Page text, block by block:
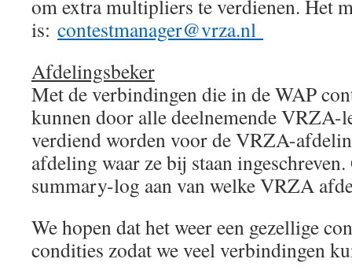
om extra multipliers te verdienen. Het
is: contestmanager@vrza.nl
Afdelingsbeker
Met de verbindingen die in de WAP
kunnen door alle deelnemende VRZA-
verdiend worden voor de VRZA-
afdeling waar ze bij staan
summary-log aan van welke VRZA
We hopen dat het weer een gezellige
condities zodat we veel verbindingen